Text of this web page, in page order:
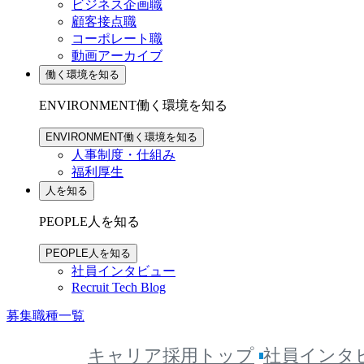
ビジネス企画職
顧客接点職
コーポレート職
動画アーカイブ
働く環境を知る
ENVIRONMENT働く環境を知る
ENVIRONMENT働く環境を知る
人事制度・仕組み
福利厚生
人を知る
PEOPLE 人を知る
PEOPLE人を知る
社員インタビュー
Recruit Tech Blog
募集職種一覧
キャリア採用トップ 社員インタ